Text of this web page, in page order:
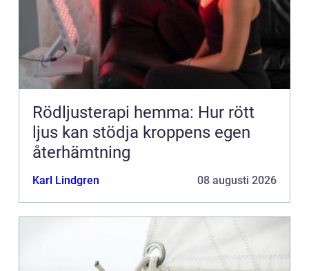
Rödljusterapi hemma: Hur rött
ljus kan stödja kroppens egen
återhämtning
Karl Lindgren 08 augusti 2026